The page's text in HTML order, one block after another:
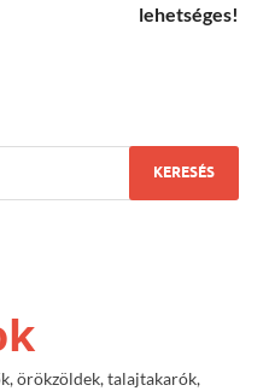
lehetséges!
örökzöldek, talajtakarók,